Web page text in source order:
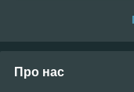
робота з модернізації
Про нас